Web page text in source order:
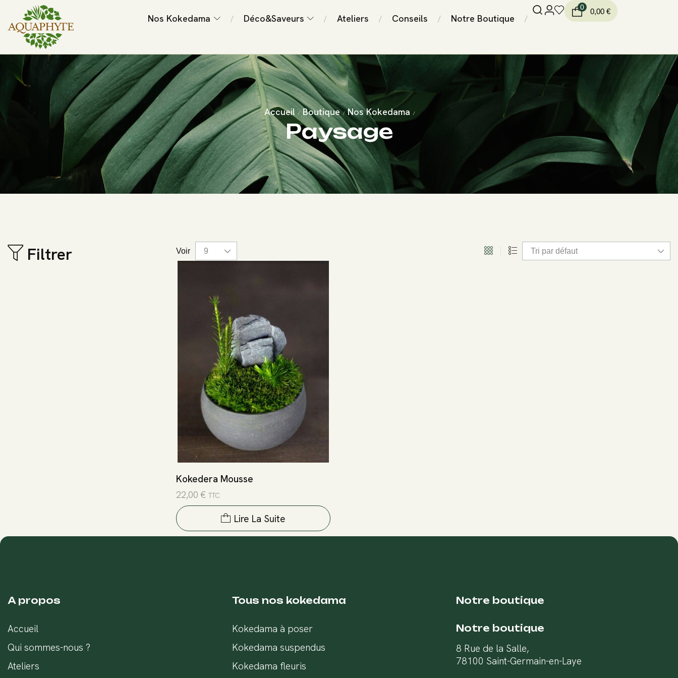
Nos Kokedama / Déco&Saveurs / Ateliers / Conseils / Notre Boutique /
0
0,00 €
Accueil / Boutique / Nos Kokedama /
Paysage
Filtrer Voir
Kokedera Mousse
22,00 € TTC
Lire La Suite
A propos
Accueil
Qui sommes-nous ?
Ateliers
Tous nos kokedama
Kokedama à poser
Kokedama suspendus
Kokedama fleuris
Notre boutique
Notre boutique
8 Rue de la Salle,
78100 Saint-Germain-en-Laye